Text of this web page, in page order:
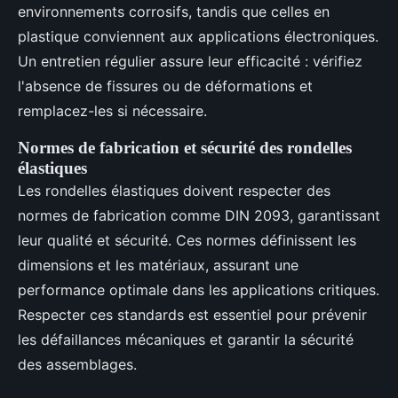
environnements corrosifs, tandis que celles en
plastique conviennent aux applications électroniques.
Un entretien régulier assure leur efficacité : vérifiez
l'absence de fissures ou de déformations et
remplacez-les si nécessaire.
Normes de fabrication et sécurité des rondelles
élastiques
Les rondelles élastiques doivent respecter des
normes de fabrication comme DIN 2093, garantissant
leur qualité et sécurité. Ces normes définissent les
dimensions et les matériaux, assurant une
performance optimale dans les applications critiques.
Respecter ces standards est essentiel pour prévenir
les défaillances mécaniques et garantir la sécurité
des assemblages.